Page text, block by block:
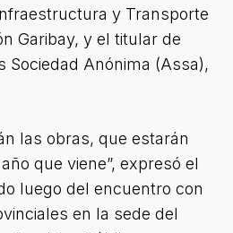
y Transporte
Garibay, y el titular de
Sociedad Anónima (Assa),
las obras, que estarán
que viene”, expresó el
luego del encuentro con
en la sede del